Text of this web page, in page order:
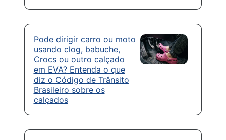
Pode dirigir carro ou moto
usando clog, babuche,
Crocs ou outro calçado
em EVA? Entenda o que
diz o Código de Trânsito
Brasileiro sobre os
calçados